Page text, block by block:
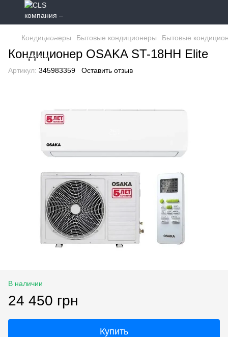
Кондиционеры Бытовые кондиционеры Бытовые
Кондиционер OSAKA ST-18HH Elite
Артикул: 345983359 Оставить отзыв
В наличии
24 450 грн
Купить